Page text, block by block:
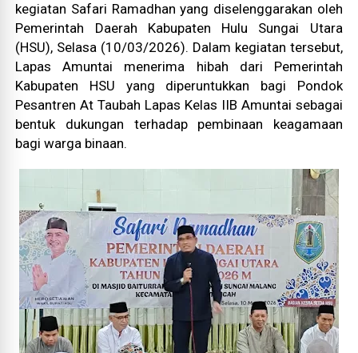
kegiatan Safari Ramadhan yang diselenggarakan oleh
Pemerintah Daerah Kabupaten Hulu Sungai Utara
(HSU), Selasa (10/03/2026). Dalam kegiatan tersebut,
Lapas Amuntai menerima hibah dari Pemerintah
Kabupaten HSU yang diperuntukkan bagi Pondok
Pesantren At Taubah Lapas Kelas IIB Amuntai sebagai
bentuk dukungan terhadap pembinaan keagamaan
bagi warga binaan.